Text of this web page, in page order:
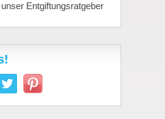
Entgiftungsratgeber